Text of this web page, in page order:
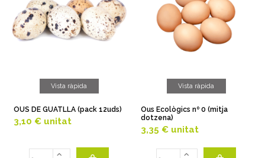
Vista ràpida
OUS DE GUATLLA (pack 12uds)
3,10 € unitat
Vista ràpida
Ous Ecològics nº 0 (mitja
dotzena)
3,35 € unitat